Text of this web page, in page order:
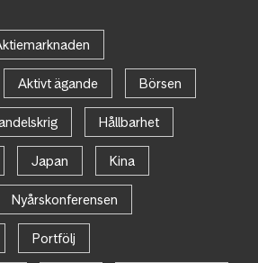
Aktivt ägande Börsen
Hållbarhet
Japan Kina
Nyårskonferensen
Portfölj